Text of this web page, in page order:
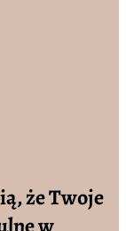
że Twoje